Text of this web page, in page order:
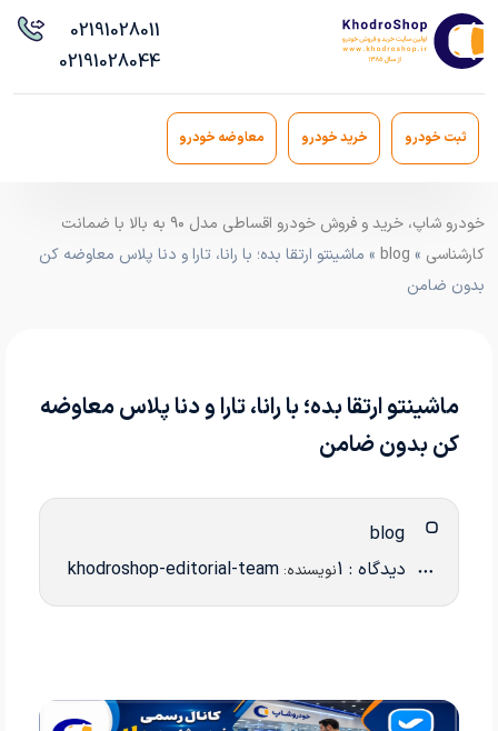
02191028011
02191028044
ثبت خودرو خرید خودرو معاوضه خودرو
خودرو شاپ، خرید و فروش خودرو اقساطی مدل ۹۰ به بالا با ضمانت
کارشناسی »
blog » ماشینتو ارتقا بده؛ با رانا، تارا و دنا پلاس معاوضه کن
بدون ضامن
ماشینتو ارتقا بده؛ با رانا، تارا و دنا پلاس معاوضه
کن بدون ضامن
دیدگاه : 1 نویسنده: khodroshop-editorial-team